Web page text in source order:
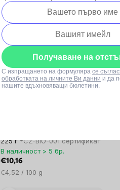
мярка:
225 г*CZ-BIO-001 сертификат
В наличност > 5 бр.
€10,16
Цена
€4,52 / 100 g
Получаване на
С изпращането на формуляра се
обработката на личните Ви данни и да
нашите вдъхновяващи бюлетини.